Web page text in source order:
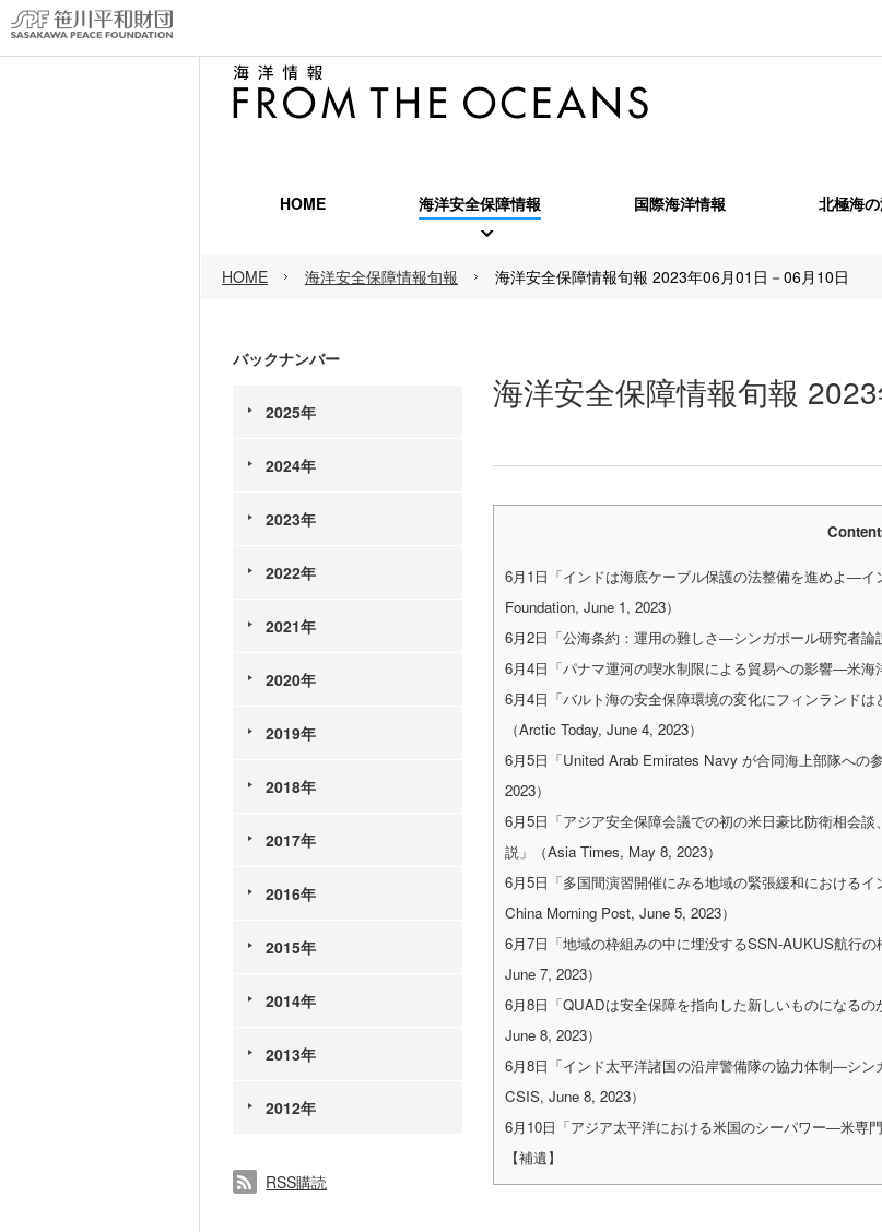
HOME 海洋安全保障情報
海洋安全保障情報旬報
OPRF MARINT Monthly
国際海洋情報 北極海
HOME 海洋安全保障情報旬報 海洋安全保障情報旬報 2023年06月01日－06月10日
海洋安全保障情報旬報
6月1日「インドは海底ケーブル保護の法整備を進めよ―
Foundation, June 1, 2023）
6月2日「公海条約：運用の難しさ―シンガポール研究者論
6月4日「パナマ運河の喫水制限による貿易への影響―米海
6月4日「バルト海の安全保障環境の変化にフィンランド
（Arctic Today, June 4, 2023）
6月5日「United Arab Emirates Navy が合同海上部隊へ
2023）
6月5日「アジア安全保障会議での初の米日豪比防衛相会
説」（Asia Times, May 8, 2023）
6月5日「多国間演習開催にみる地域の緊張緩和における
China Morning Post, June 5, 2023）
6月7日「地域の枠組みの中に埋没するSSN-AUKUS航行
June 7, 2023）
6月8日「QUADは安全保障を指向した新しいものになる
June 8, 2023）
6月8日「インド太平洋諸国の沿岸警備隊の協力体制―シ
CSIS, June 8, 2023）
6月10日「アジア太平洋における米国のシーパワー―米専
【補遺】
バックナンバー
2025年
2024年
2023年
2022年
2021年
2020年
2019年
2018年
2017年
2016年
2015年
2014年
2013年
2012年
RSS購読